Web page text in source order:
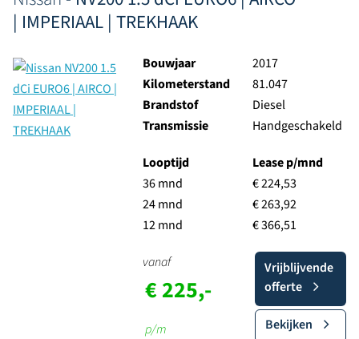
| IMPERIAAL | TREKHAAK
Bouwjaar
2017
Kilometerstand
81.047
Brandstof
Diesel
Transmissie
Handgeschakeld
Looptijd
36 mnd
24 mnd
12 mnd
Lease p/mnd
€ 224,53
€ 263,92
€ 366,51
vanaf
€ 225,-
p/m
Vrijblijvende
offerte
Bekijken